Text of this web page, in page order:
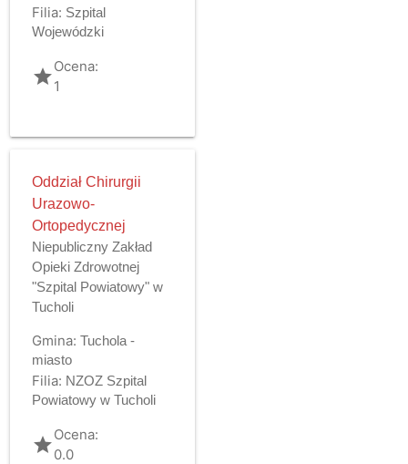
Filia: Szpital
Wojewódzki
gradeOcena:
1
Oddział Chirurgii
Urazowo-
Ortopedycznej
Niepubliczny Zakład
Opieki Zdrowotnej
"Szpital Powiatowy" w
Tucholi
Gmina: Tuchola -
miasto
Filia: NZOZ Szpital
Powiatowy w Tucholi
gradeOcena:
0.0